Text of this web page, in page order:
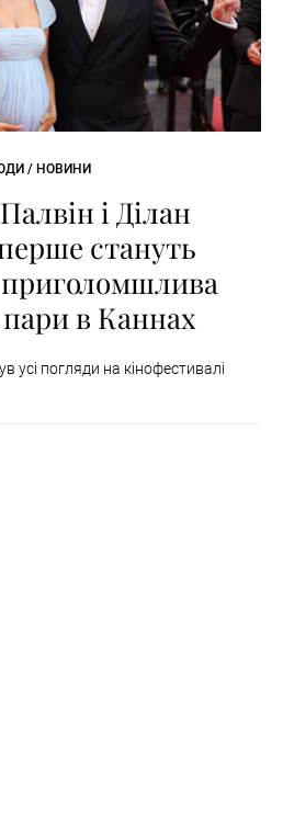
/ НОВИНИ
і Ділан
стануть
пари в Каннах
усі погляди на кінофестивалі